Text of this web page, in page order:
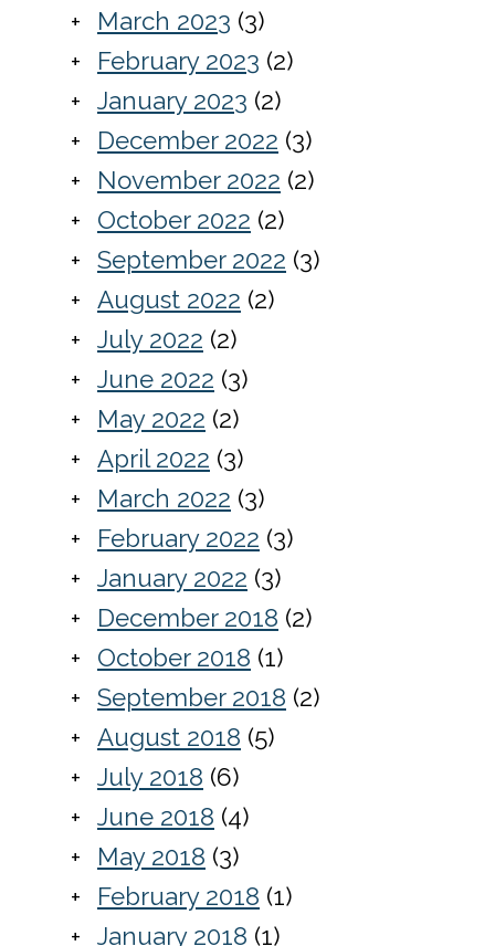
March 2023 (3)
February 2023 (2)
January 2023 (2)
December 2022 (3)
November 2022 (2)
October 2022 (2)
September 2022 (3)
August 2022 (2)
July 2022 (2)
June 2022 (3)
May 2022 (2)
April 2022 (3)
March 2022 (3)
February 2022 (3)
January 2022 (3)
December 2018 (2)
October 2018 (1)
September 2018 (2)
August 2018 (5)
July 2018 (6)
June 2018 (4)
May 2018 (3)
February 2018 (1)
January 2018 (1)